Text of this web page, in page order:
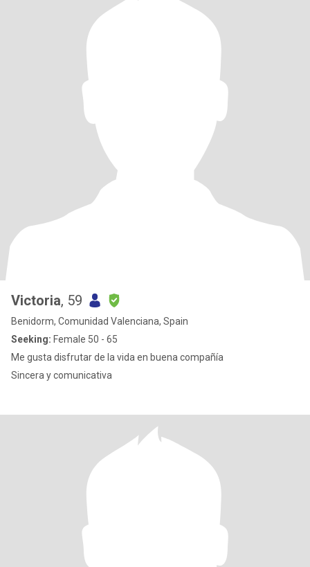
Victoria, 59
Benidorm, Comunidad Valenciana, Spain
Seeking: Female 50 - 65
Me gusta disfrutar de la vida en buena compañía
Sincera y comunicativa